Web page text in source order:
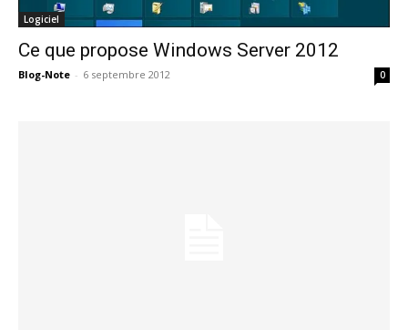
Logiciel
Ce que propose Windows Server 2012
Blog-Note - 6 septembre 2012 0